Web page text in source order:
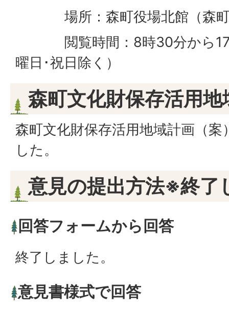
場所：森町役場北館（森町
閲覧時間：8時30分から17
曜日･祝日除く）
森町文化財保存活用
森町文化財保存活用地域計画（
した。
意見の提出方法※終了
回答フォームから回答
終了しました。
意見書様式で回答